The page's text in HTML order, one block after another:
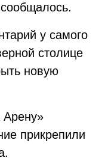
у самого
столице
новую
Арену»
прикрепили